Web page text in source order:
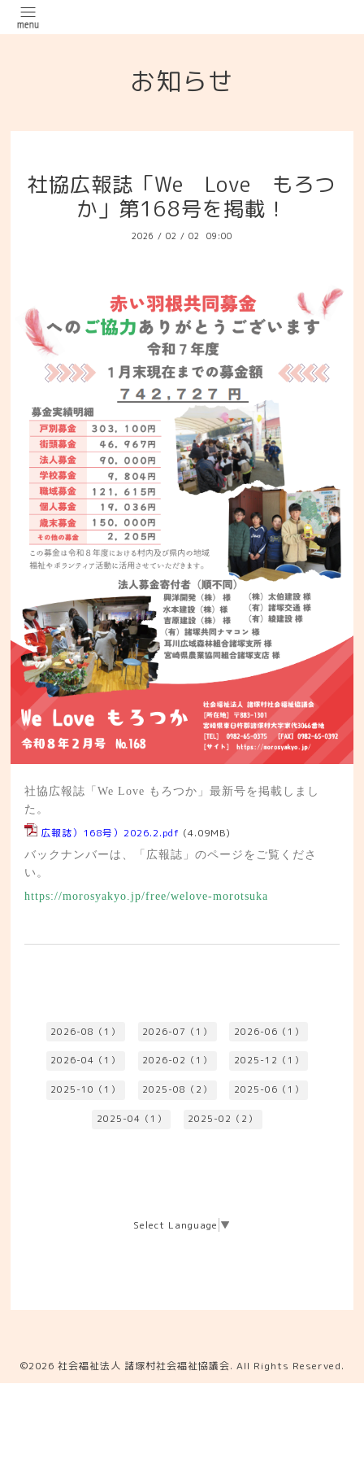
お知らせ
社協広報誌「We Love もろつ
か」第168号を掲載！
2026 / 02 / 02 09:00
社協広報誌「We Love もろつか」最新号を掲載しまし
た。
広報誌）168号）2026.2.pdf (4.09MB)
バックナンバーは、「広報誌」のページをご覧くださ
い。
https://morosyakyo.jp/free/welove-morotsuka
2026-08（1） 2026-07（1） 2026-06（1）
2026-04（1） 2026-02（1） 2025-12（1）
2025-10（1） 2025-08（2） 2025-06（1）
2025-04（1） 2025-02（2）
Select Language ▼
©2026 社会福祉法人 諸塚村社会福祉協議会. All Rights Reserved.